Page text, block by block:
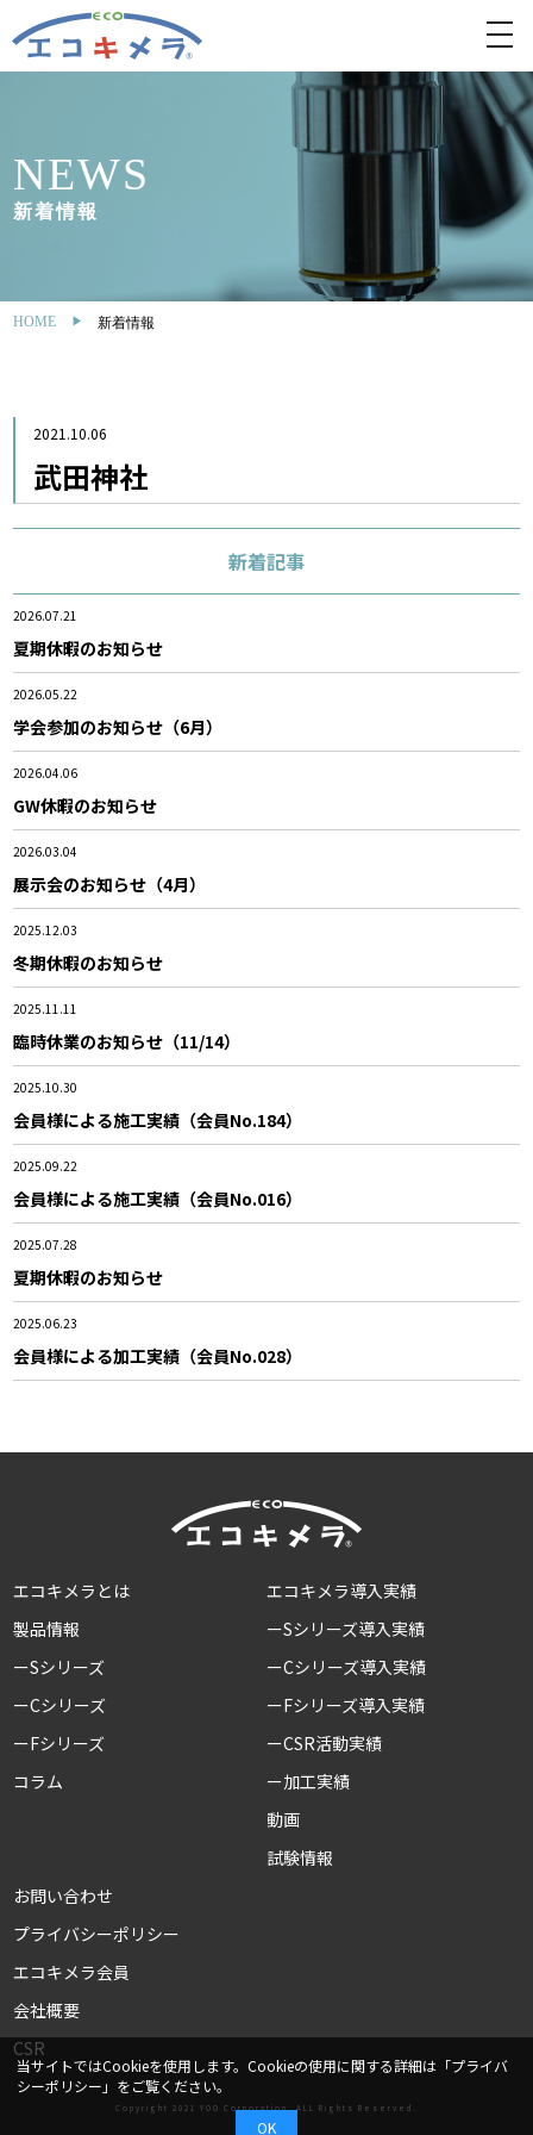
NEWS
新着情報
HOME 新着情報
2021.10.06
武田神社
新着記事
2026.07.21
夏期休暇のお知らせ
2026.05.22
学会参加のお知らせ（6月）
2026.04.06
GW休暇のお知らせ
2026.03.04
展示会のお知らせ（4月）
2025.12.03
冬期休暇のお知らせ
2025.11.11
臨時休業のお知らせ（11/14）
2025.10.30
会員様による施工実績（会員No.184）
2025.09.22
会員様による施工実績（会員No.016）
2025.07.28
夏期休暇のお知らせ
2025.06.23
会員様による加工実績（会員No.028）
エコキメラとは
製品情報
ーSシリーズ
ーCシリーズ
ーFシリーズ
コラム
エコキメラ導入実績
ーSシリーズ導入実績
ーCシリーズ導入実績
ーFシリーズ導入実績
ーCSR活動実績
ー加工実績
動画
試験情報
お問い合わせ
プライバシーポリシー
エコキメラ会員
会社概要
CSR
Copyright 2021 YOO Corporation. ALL Rights Reserved.
当サイトではCookieを使用します。Cookieの使用に関する詳細は「プライバ
シーポリシー 」をご覧ください。
OK